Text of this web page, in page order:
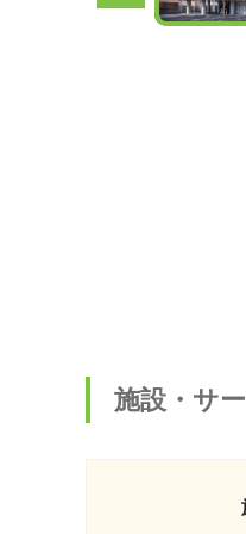
施設・サ